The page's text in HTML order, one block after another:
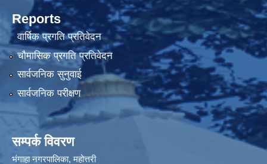
Reports
वार्षिक प्रगति प्रतिवेदन
चौमासिक प्रगति प्रतिवेदन
सार्वजनिक सुनुवाई
सार्वजनिक परीक्षण
सम्पर्क विवरण
भंगाहा नगरपालिका, महोत्तरी